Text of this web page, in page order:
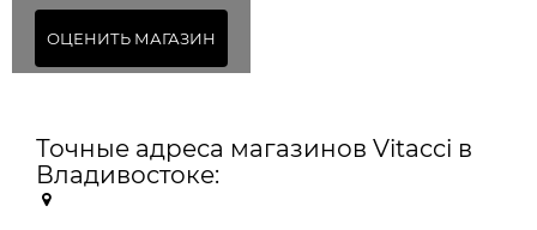
ОЦЕНИТЬ МАГАЗИН
Точные адреса магазинов Vitacci в
Владивостоке: